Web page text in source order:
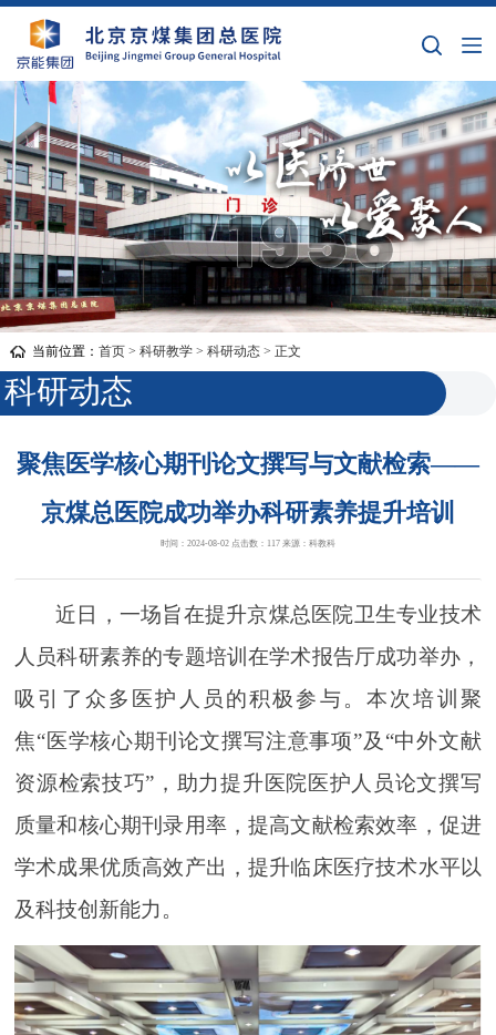
当前位置： 首页> 科研教学> 科研动态> 正文
科研动态
聚焦医学核心期刊论文撰写与文献检索——
京煤总医院成功举办科研素养提升培训
时间：2024-08-02 点击数： 117 来源：科教科
近日，一场旨在提升京煤总医院卫生专业技术
人员科研素养的专题培训在学术报告厅成功举办，
吸引了众多医护人员的积极参与。本次培训聚
焦“医学核心期刊论文撰写注意事项”及“中外文献
资源检索技巧”，助力提升医院医护人员论文撰写
质量和核心期刊录用率，提高文献检索效率，促进
学术成果优质高效产出，提升临床医疗技术水平以
及科技创新能力。